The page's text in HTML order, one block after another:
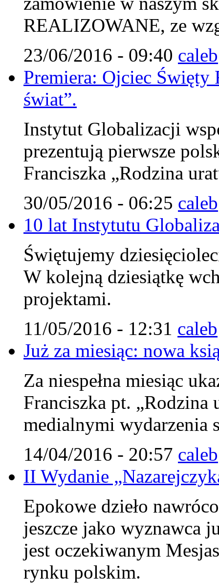
REALIZOWANE, ze
23/06/2016 - 09:40 caleb
Premiera: Ojciec Święty
świat”.
Instytut Globalizacji
prezentują pierwsze
Franciszka „Rodzina
30/05/2016 - 06:25 caleb
10 lat Instytutu
Świętujemy
W kolejną dziesiątkę
projektami.
11/05/2016 - 12:31 caleb
Już za miesiąc: nowa
Za niespełna miesiąc
Franciszka pt. „Rodzina
medialnymi wydarzenia
14/04/2016 - 20:57 caleb
II Wydanie
Epokowe dzieło
jeszcze jako wyznawca
jest oczekiwanym
rynku polskim.